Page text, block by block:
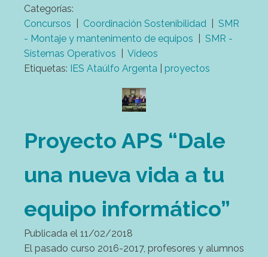
Categorías:
Concursos
Coordinación Sostenibilidad
SMR
- Montaje y mantenimento de equipos
SMR -
Sistemas Operativos
Vídeos
Etiquetas: IES Ataúlfo Argenta proyectos
Proyecto APS “Dale
una nueva vida a tu
equipo informático”
Publicada el 11/02/2018
El pasado curso 2016-2017, profesores y alumnos